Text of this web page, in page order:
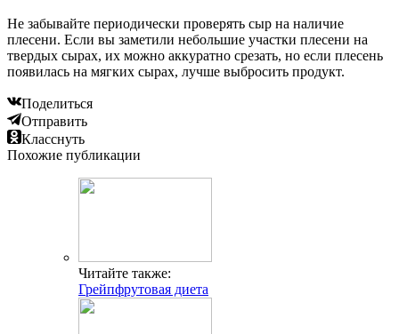
Не забывайте периодически проверять сыр на наличие
плесени. Если вы заметили небольшие участки плесени на
твердых сырах, их можно аккуратно срезать, но если плесень
появилась на мягких сырах, лучше выбросить продукт.
Поделиться
Отправить
Класснуть
Похожие публикации
Читайте также:
Грейпфрутовая диета